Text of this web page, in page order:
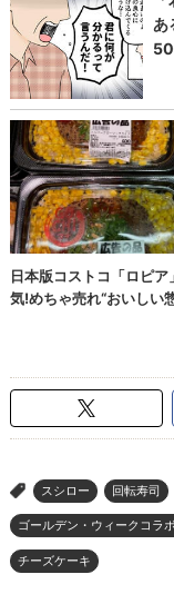
> スシロー 回転寿司
ゴールデン・ウィークコラ
チーズケーキ